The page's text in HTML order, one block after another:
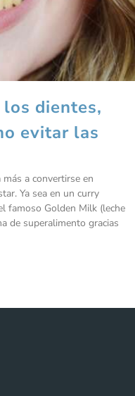
dientes,
evitar las
a convertirse en
Ya sea en un curry
famoso Golden Milk (leche
de superalimento gracias